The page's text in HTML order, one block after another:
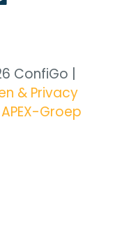
ConfiGo |
& Privacy
APEX-Groep